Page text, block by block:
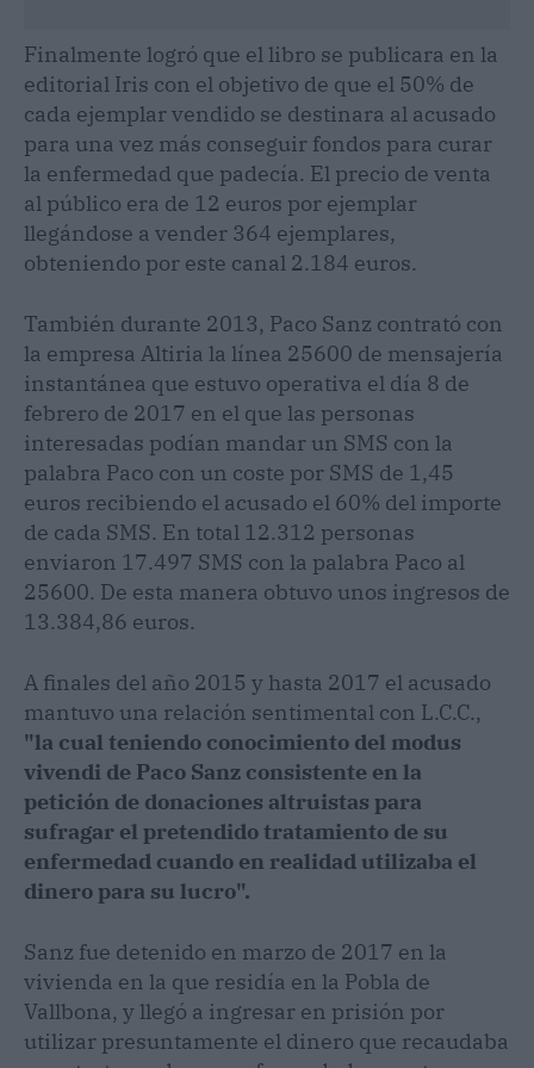
Finalmente logró que el libro se publicara en la
editorial Iris con el objetivo de que el 50% de
cada ejemplar vendido se destinara al acusado
para una vez más conseguir fondos para curar
la enfermedad que padecía. El precio de venta
al público era de 12 euros por ejemplar
llegándose a vender 364 ejemplares,
obteniendo por este canal 2.184 euros.
También durante 2013, Paco Sanz contrató con
la empresa Altiria la línea 25600 de mensajería
instantánea que estuvo operativa el día 8 de
febrero de 2017 en el que las personas
interesadas podían mandar un SMS con la
palabra Paco con un coste por SMS de 1,45
euros recibiendo el acusado el 60% del importe
de cada SMS. En total 12.312 personas
enviaron 17.497 SMS con la palabra Paco al
25600. De esta manera obtuvo unos ingresos de
13.384,86 euros.
A finales del año 2015 y hasta 2017 el acusado
mantuvo una relación sentimental con L.C.C.,
"la cual teniendo conocimiento del modus
vivendi de Paco Sanz consistente en la
petición de donaciones altruistas para
sufragar el pretendido tratamiento de su
enfermedad cuando en realidad utilizaba el
dinero para su lucro".
Sanz fue detenido en marzo de 2017 en la
vivienda en la que residía en la Pobla de
Vallbona, y llegó a ingresar en prisión por
utilizar presuntamente el dinero que recaudaba